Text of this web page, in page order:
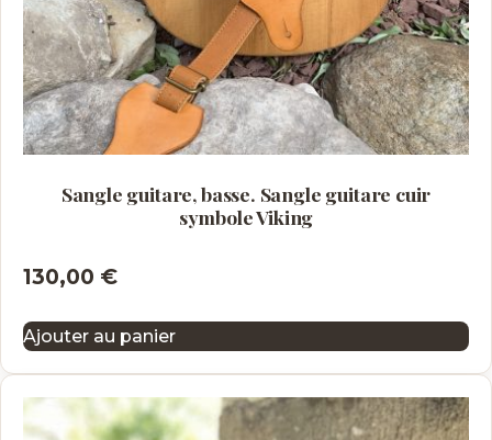
Sangle guitare, basse. Sangle guitare cuir
symbole Viking
130,00 €
Ajouter au panier